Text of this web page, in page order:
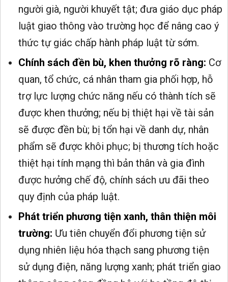
người già, người khuyết tật; đưa giáo dục pháp
luật giao thông vào trường học để nâng cao ý
thức tự giác chấp hành pháp luật từ sớm.
Chính sách đền bù, khen thưởng rõ ràng: Cơ
quan, tổ chức, cá nhân tham gia phối hợp, hỗ
trợ lực lượng chức năng nếu có thành tích sẽ
được khen thưởng; nếu bị thiệt hại về tài sản
sẽ được đền bù; bị tổn hại về danh dự, nhân
phẩm sẽ được khôi phục; bị thương tích hoặc
thiệt hại tính mạng thì bản thân và gia đình
được hưởng chế độ, chính sách ưu đãi theo
quy định của pháp luật.
Phát triển phương tiện xanh, thân thiện môi
trường: Ưu tiên chuyển đổi phương tiện sử
dụng nhiên liệu hóa thạch sang phương tiện
sử dụng điện, năng lượng xanh; phát triển giao